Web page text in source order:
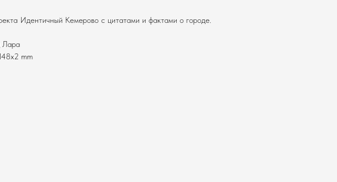
Идентичный Кемерово с цитатами и фактами о городе.
Лара
mm